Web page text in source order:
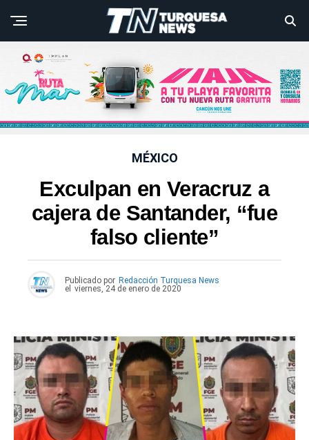
MÉXICO
Exculpan en Veracruz a
cajera de Santander, “fue
falso cliente”
Publicado por Redacción Turquesa News
el viernes, 24 de enero de 2020